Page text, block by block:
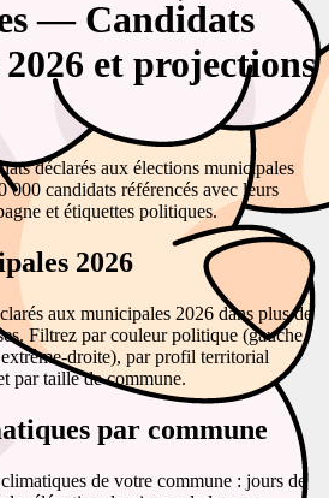
— Candidats
et projections
déclarés aux élections municipales
000 candidats référencés avec leurs
et étiquettes politiques.
2026
aux municipales 2026 dans plus de
Filtrez par couleur politique (gauche,
droite), par profil territorial
par taille de commune.
par commune
de votre commune : jours de